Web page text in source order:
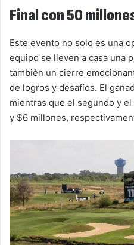
Final con 50
Este evento no solo es una
equipo se lleven a casa una
también un cierre
de logros y desafíos. El
mientras que el segundo y
y $6 millones,